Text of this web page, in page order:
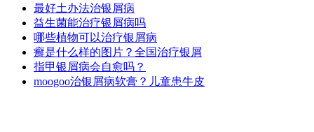
最好土办法治银屑病
益生菌能治疗银屑病吗
哪些植物可以治疗银屑病
癣是什么样的图片？全国治疗银屑
指甲银屑病会自愈吗？
moogoo治银屑病软膏？儿童患牛皮